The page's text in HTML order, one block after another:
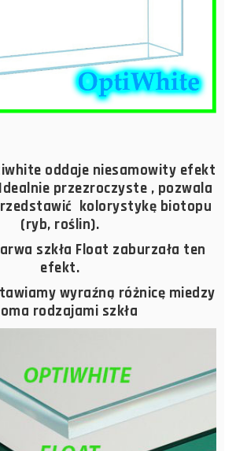
oddaje niesamowity efekt
przezroczyste , pozwala
kolorystykę biotopu
(ryb, roślin).
szkła Float zaburzała ten
efekt.
wyraźną różnicę miedzy
rodzajami szkła